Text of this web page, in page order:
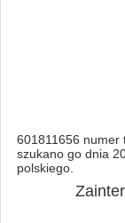
601811656 numer
szukano go dnia
polskiego.